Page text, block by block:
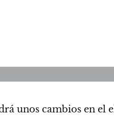
unos cambios en el